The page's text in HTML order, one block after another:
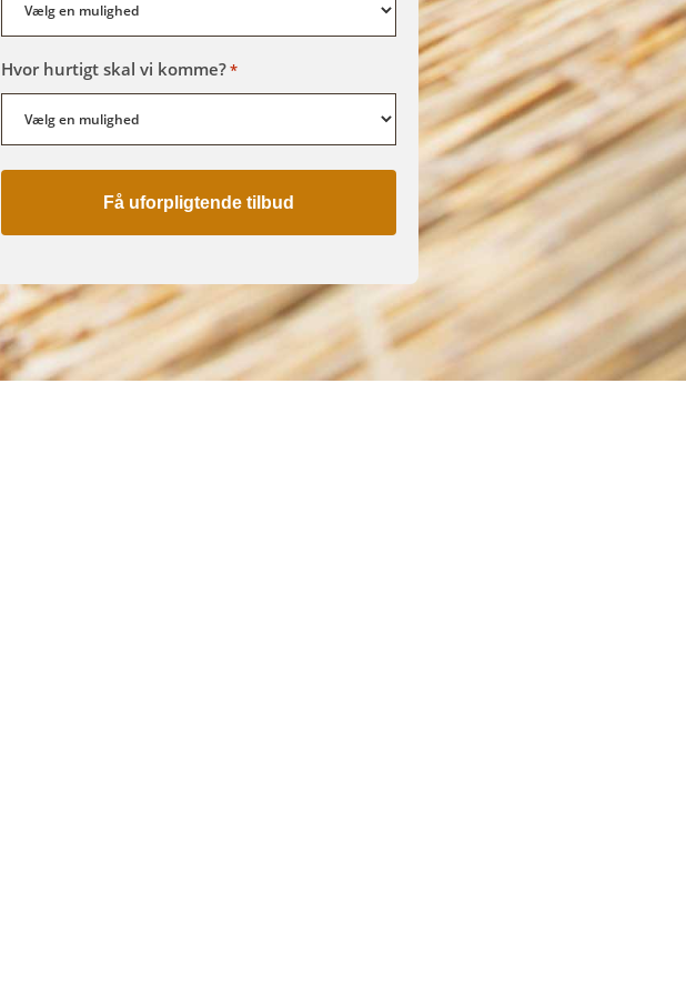
Hvor hurtigt skal vi komme?*